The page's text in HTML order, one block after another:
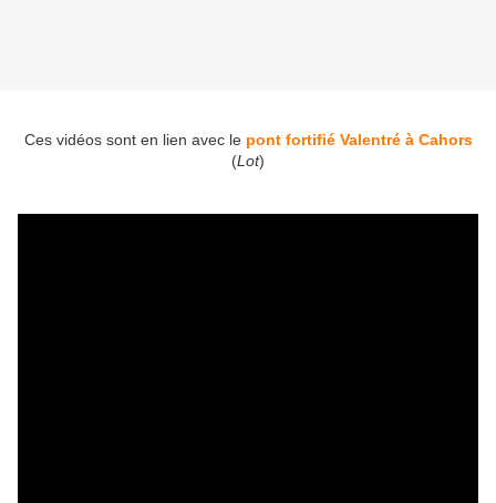
Ces vidéos sont en lien avec le pont fortifié Valentré à Cahors
(Lot)